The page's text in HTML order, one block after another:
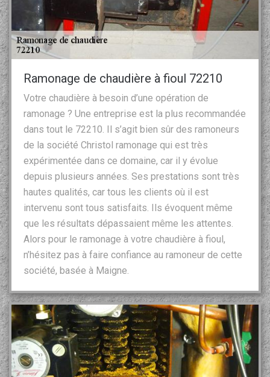
Ramonage de chaudière à fioul 72210
Votre chaudière à besoin d’une opération de
ramonage ? Une entreprise est la plus recommandée
dans tout le 72210. Il s’agit bien sûr des ramoneurs
de la société Christol ramonage qui est très
expérimentée dans ce domaine, car il y évolue
depuis plusieurs années. Ses prestations sont très
hautes qualités, car tous les clients où il est
intervenu sont tous satisfaits. Ils évoquent même
que les résultats dépassaient même les attentes.
Alors pour le ramonage à votre chaudière à fioul,
n’hésitez pas à faire confiance au ramoneur de cette
société, basée à Maigne.